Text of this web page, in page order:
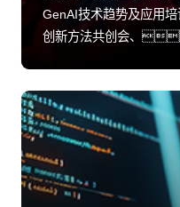
GenAI技术趋势及应用
创新方法共创会、